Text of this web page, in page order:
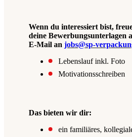
Wenn du interessiert bist,
deine Bewerbungsunterlagen
E-Mail an jobs@sp-
Lebenslauf inkl. Foto
Motivationsschreiben
Das bieten wir dir:
ein familiäres,